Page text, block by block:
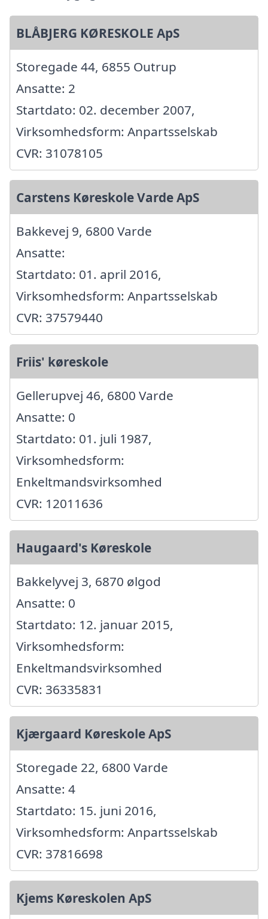
BLÅBJERG KØRESKOLE ApS
Storegade 44, 6855 Outrup
Ansatte: 2
Startdato: 02. december 2007,
Virksomhedsform: Anpartsselskab
CVR: 31078105
Carstens Køreskole Varde ApS
Bakkevej 9, 6800 Varde
Ansatte:
Startdato: 01. april 2016,
Virksomhedsform: Anpartsselskab
CVR: 37579440
Friis' køreskole
Gellerupvej 46, 6800 Varde
Ansatte: 0
Startdato: 01. juli 1987,
Virksomhedsform:
Enkeltmandsvirksomhed
CVR: 12011636
Haugaard's Køreskole
Bakkelyvej 3, 6870 ølgod
Ansatte: 0
Startdato: 12. januar 2015,
Virksomhedsform:
Enkeltmandsvirksomhed
CVR: 36335831
Kjærgaard Køreskole ApS
Storegade 22, 6800 Varde
Ansatte: 4
Startdato: 15. juni 2016,
Virksomhedsform: Anpartsselskab
CVR: 37816698
Kjems Køreskolen ApS